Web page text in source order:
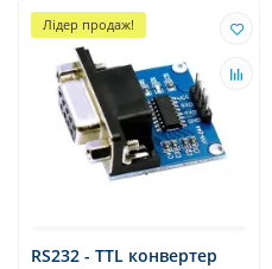
Лідер продаж!
RS232 - TTL конвертер